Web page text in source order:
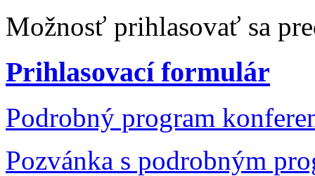
Možnosť prihlasovať sa
Prihlasovací formulár
Podrobný program
Pozvánka s podrobným